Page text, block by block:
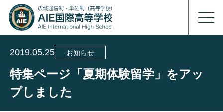
2019.05.25 お知らせ
特集ページ「夏期体験留学」をアッ
プしました